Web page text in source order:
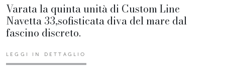
Varata la quinta unità di Custom Line
Navetta 33,sofisticata diva del mare dal
fascino discreto.
LEGGI IN DETTAGLIO